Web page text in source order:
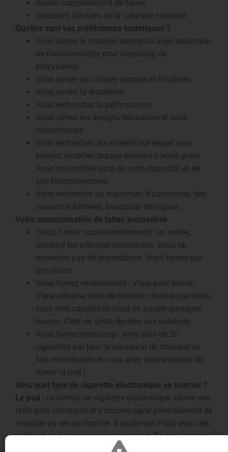
Arrêter complètement de fumer
Découvrir l’univers de la vape par curiosité
Quelles sont vos préférences techniques ?
Vous aimez le matériel dernier cri avec beaucoup
de fonctionnalités pour beaucoup de
polyvalence.
Vous aimez les choses simples et intuitives
Vous aimez la discrétion
Vous recherchez la performance
Vous aimez les designs tendances et vous
collectionnez
Vous recherchez du matériel sur lequel vous
pouvez modifier chaque élément à votre guise.
Avoir un contrôle total de votre dispositif et de
son fonctionnement.
Vous rechercher un maximum d’autonomie, des
saveurs sublimées, beaucoup de vapeur…
Votre consommation de tabac journalière
Vous fumez occasionnellement : en soirée,
pendant les périodes stressantes. Vous ne
ressentez pas de dépendance. Vous fumez par
pur plaisir.
Vous fumez modérément : Vous avez besoin
d’une certaine dose de nicotine chaque jour mais
vous êtes capable de vous en passer quelques
heures. C’est un geste devenu une habitude.
Vous fumez beaucoup : avec plus de 20
cigarettes par jour, la sensation de manque se
fait vite ressentir et vous avez même besoin de
fumer la nuit !
Vers quel type de cigarette électronique se tourner ?
Le pod : ce format de cigarette électronique arbore une
taille plus compacte et s’accompagne généralement de
e-liquide au sel de nicotine. Il existe des Pods avec des
cartouches à remplacer régulièrement. Ils conviennent
à des liquides qui se vapent avec peu de puissance.